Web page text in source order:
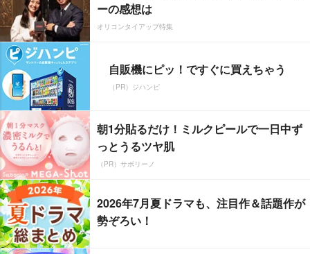
ーの感想は
オリコンタイアップ特集
自販機にピッ！ですぐに買えちゃう
（PR）ジハンピ
朝1分貼るだけ！ミルクピールで一日中ず
っとうるツヤ肌
（PR）サボリーノ
2026年7月夏ドラマも、注目作＆話題作が
勢ぞろい！